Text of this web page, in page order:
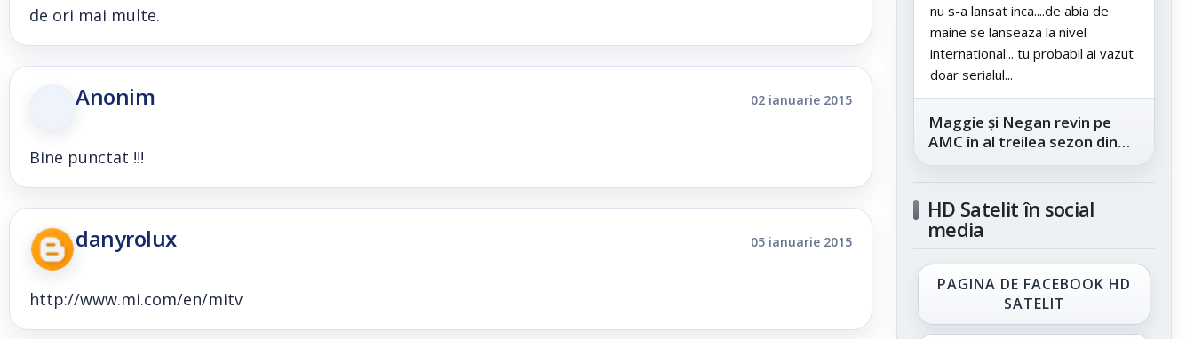
de ori mai multe.
Anonim 02 ianuarie 2015
Bine punctat !!!
danyrolux 05 ianuarie 2015
http://www.mi.com/en/mitv
nu s-a lansat inca....de abia de
maine se lanseaza la nivel
international... tu probabil ai vazut
doar serialul...
Maggie și Negan revin pe
AMC în al treilea sezon din
„The Walking Dead: Dead
HD Satelit în social
media
PAGINA DE FACEBOOK HD
SATELIT